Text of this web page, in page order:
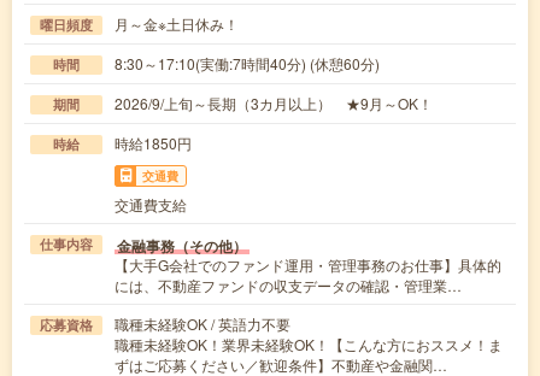
曜日頻度 月～金※土日休み！
時間 8:30～17:10(実働:7時間40分) (休憩60分)
期間 2026/9/上旬～長期（3カ月以上） ★9月～OK！
時給 時給1850円
交通費
交通費支給
仕事内容 金融事務（その他）
【大手G会社でのファンド運用・管理事務のお仕事】具体的
には、不動産ファンドの収支データの確認・管理業…
応募資格
職種未経験OK / 英語力不要
職種未経験OK！業界未経験OK！【こんな方におススメ！ま
ずはご応募ください／歓迎条件】不動産や金融関…